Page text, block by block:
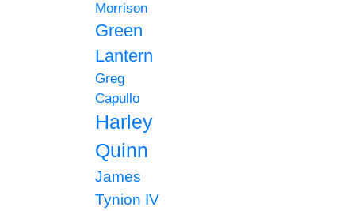
Morrison
Green
Lantern
Greg
Capullo
Harley
Quinn
James
Tynion IV